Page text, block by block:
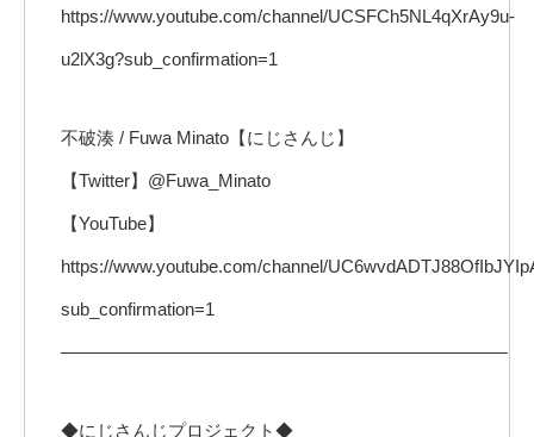
https://www.youtube.com/channel/UCSFCh5NL4qXrAy9u-
u2lX3g?sub_confirmation=1
不破湊 / Fuwa Minato【にじさんじ】
【Twitter】@Fuwa_Minato
【YouTube】
https://www.youtube.com/channel/
sub_confirmation=1
—————————————————————————
◆にじさんじプロジェクト◆